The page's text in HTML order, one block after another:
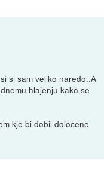
si sam veliko naredo..A
hlajenju kako se
kje bi dobil dolocene